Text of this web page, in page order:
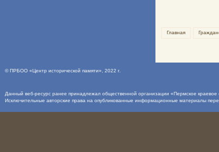
Главная
©ПРБОО «Центр исторической памяти» , 2022 г.
Данный веб-ресурс ранее принадлежал общественной организации «Пермское
Исключительные авторские права на опубликованные информационные материалы